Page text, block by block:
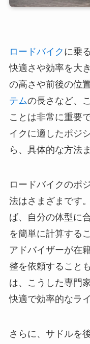
ロードバイク に乗
快適さや効率を大
の高さや前後の位置
テムの長さなど、
ことは非常に重要
イクに適したポジ
ら、具体的な方法
ロードバイクのポ
法はさまざまです
ば、自分の体型に
を簡単に計算する
アドバイザーが在
整を依頼すること
は、こうした専門
快適で効率的なラ
さらに、サドルを